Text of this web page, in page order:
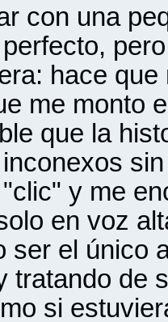
con una
hace
me monto
que la
y me
en voz
ser el único
tratando de
si